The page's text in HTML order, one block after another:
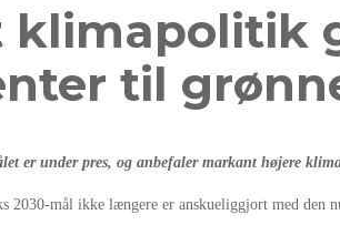
til
er under pres, og anbefaler markant højere
2030-mål ikke længere er anskueliggjort med